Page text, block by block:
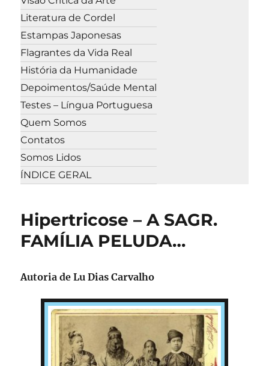
Literatura de Cordel
Estampas Japonesas
Flagrantes da Vida Real
História da Humanidade
Depoimentos/Saúde Mental
Testes – Língua Portuguesa
Quem Somos
Contatos
Somos Lidos
ÍNDICE GERAL
Hipertricose – A SAGR.
FAMÍLIA PELUDA…
Autoria de Lu Dias Carvalho